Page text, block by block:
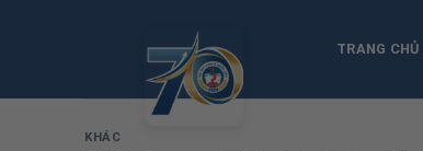
TRANG CHỦ
KHÁC